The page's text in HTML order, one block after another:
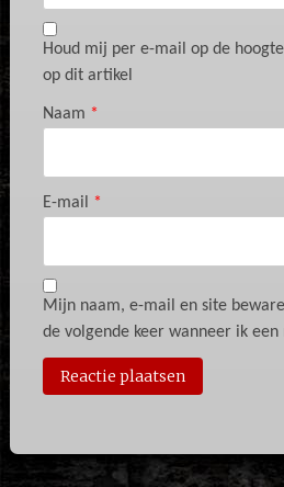
Houd mij per e-mail op de
op dit artikel
Naam *
E-mail *
Mijn naam, e-mail en site
de volgende keer wanneer ik